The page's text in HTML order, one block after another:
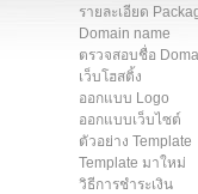
รายละเอียด
Domain name
ตรวจสอบชื่อ
เว็บโฮสติ้ง
ออกแบบ Logo
ออกแบบเว็บไซต์
ตัวอย่าง Template
Template มาใหม่
วิธีการชำระเงิน